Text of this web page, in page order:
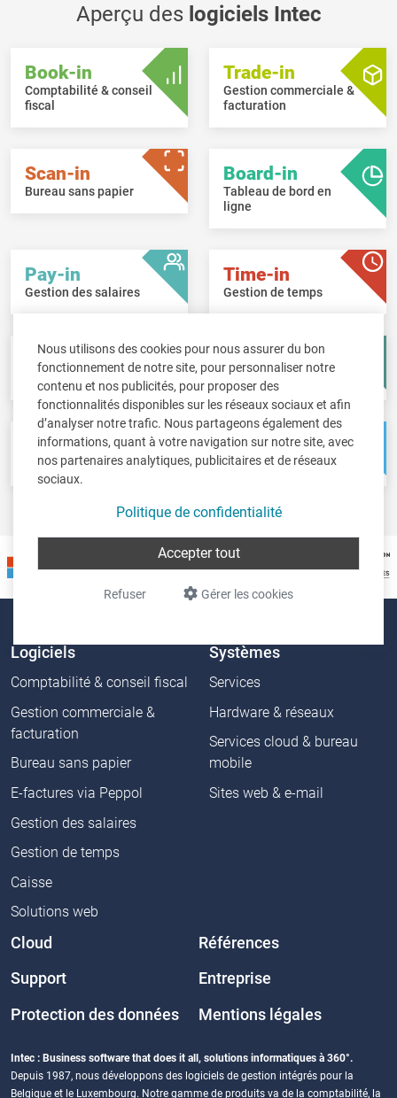
Nous utilisons des cookies pour nous assurer du bon
fonctionnement de notre site, pour personnaliser notre
contenu et nos publicités, pour proposer des
fonctionnalités disponibles sur les réseaux sociaux et afin
d’analyser notre trafic. Nous partageons également des
informations, quant à votre navigation sur notre site, avec
nos partenaires analytiques, publicitaires et de réseaux
sociaux.
Politique de confidentialité
Gérer les cookies
Refuser
Accepter tout
Aperçu des logiciels Intec
Book-in
Comptabilité & conseil
fiscal
Trade-in
Gestion commerciale &
facturation
Scan-in
Bureau sans papier
Board-in
Tableau de bord en
ligne
Pay-in
Gestion des salaires
Time-in
Gestion de temps
Fisc-in
Déclarations fiscales
Account-in
Comptes annuels
Pos-in
Caisse
Net-in
Solutions web
Logiciels
Comptabilité & conseil fiscal
Gestion commerciale &
facturation
Bureau sans papier
E-factures via Peppol
Gestion des salaires
Gestion de temps
Caisse
Solutions web
Systèmes
Services
Hardware & réseaux
Services cloud & bureau
mobile
Sites web & e-mail
Cloud Références
Support Entreprise
Protection des données Mentions légales
Intec : Business software that does it all, solutions informatiques à 360°.
Depuis 1987, nous développons des logiciels de gestion intégrés pour la
Belgique et le Luxembourg. Notre gamme de produits va de la comptabilité, la